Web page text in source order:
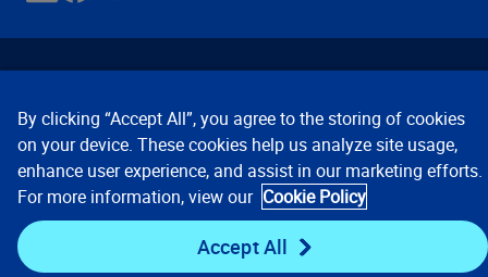
Contact Us Privacy Notices
Conditions of Use
Cookie Preferences © 2008, 2026 Verisk Analytics,
Inc. All rights reserved.
By clicking “Accept All”, you agree to the storing of cookies
on your device. These cookies help us analyze site usage,
enhance user experience, and assist in our marketing efforts.
For more information, view our Cookie Policy
Accept All